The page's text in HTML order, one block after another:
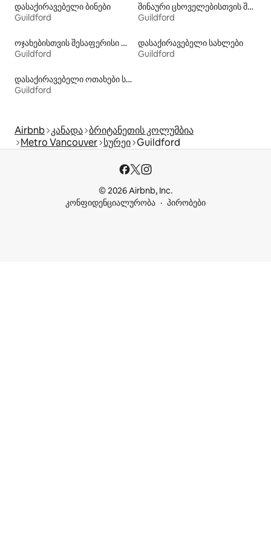
დასაქირავებელი ბინები
Guildford
შინაური ცხოველებისთვის შესაფერისი დასაქირავებელი საცხოვრებლები
Guildford
ოჯახებისთვის შესაფერისი დასაქირავებელი საცხოვრებლები
Guildford
დასაქირავებელი სახლები
Guildford
დასაქირავებელი ოთახები სააბაზანოთი
Guildford
Airbnb კანადა ბრიტანეთის კოლუმბია
Metro Vancouver სურეი Guildford
© 2026 Airbnb, Inc.
კონფიდენციალურობა
პირობები